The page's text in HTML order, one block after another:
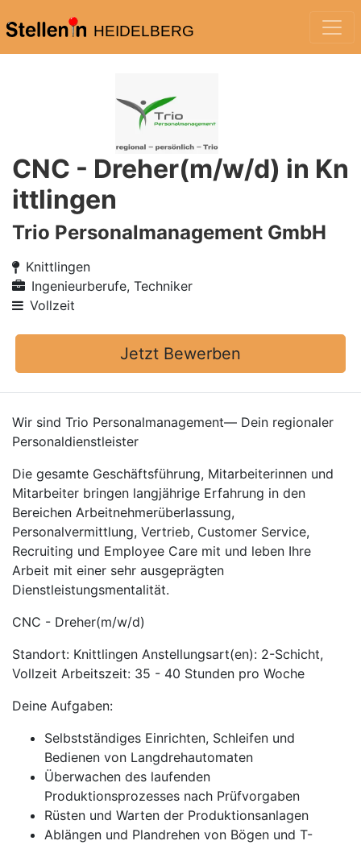
HEIDELBERG
CNC - Dreher(m/w/d) in Kn
ittlingen
Trio Personalmanagement GmbH
Knittlingen
Ingenieurberufe, Techniker
Vollzeit
Jetzt Bewerben
Wir sind Trio Personalmanagement— Dein regionaler
Personaldienstleister
Die gesamte Geschäftsführung, Mitarbeiterinnen und
Mitarbeiter bringen langjährige Erfahrung in den
Bereichen Arbeitnehmerüberlassung,
Personalvermittlung, Vertrieb, Customer Service,
Recruiting und Employee Care mit und leben Ihre
Arbeit mit einer sehr ausgeprägten
Dienstleistungsmentalität.
CNC - Dreher(m/w/d)
Standort: Knittlingen Anstellungsart(en): 2-Schicht,
Vollzeit Arbeitszeit: 35 - 40 Stunden pro Woche
Deine Aufgaben:
Selbstständiges Einrichten, Schleifen und
Bedienen von Langdrehautomaten
Überwachen des laufenden
Produktionsprozesses nach Prüfvorgaben
Rüsten und Warten der Produktionsanlagen
Ablängen und Plandrehen von Bögen und T-